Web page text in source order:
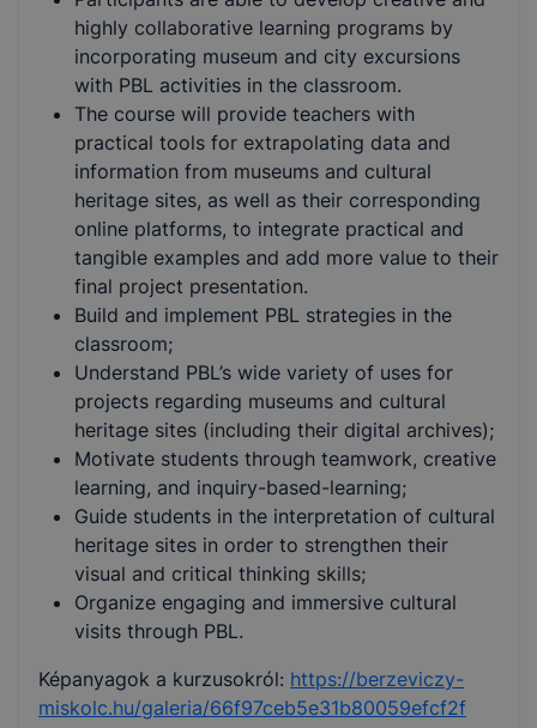
highly collaborative learning programs by
incorporating museum and city excursions
with PBL activities in the classroom.
The course will provide teachers with
practical tools for extrapolating data and
information from museums and cultural
heritage sites, as well as their corresponding
online platforms, to integrate practical and
tangible examples and add more value to their
final project presentation.
Build and implement PBL strategies in the
classroom;
Understand PBL’s wide variety of uses for
projects regarding museums and cultural
heritage sites (including their digital archives);
Motivate students through teamwork, creative
learning, and inquiry-based-learning;
Guide students in the interpretation of cultural
heritage sites in order to strengthen their
visual and critical thinking skills;
Organize engaging and immersive cultural
visits through PBL.
Képanyagok a kurzusokról: https://berzeviczy-
miskolc.hu/galeria/66f97ceb5e31b80059efcf2f